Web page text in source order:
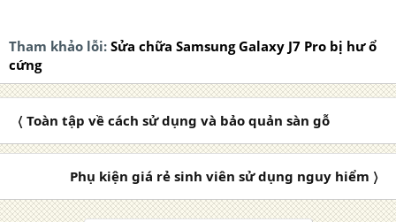
Tham khảo lỗi: Sửa chữa Samsung Galaxy J7 Pro bị hư ổ
cứng
〈 Toàn tập về cách sử dụng và bảo quản sàn gỗ
Phụ kiện giá rẻ sinh viên sử dụng nguy hiểm 〉